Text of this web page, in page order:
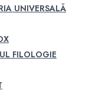
UNIVERSALĂ
FILOLOGIE